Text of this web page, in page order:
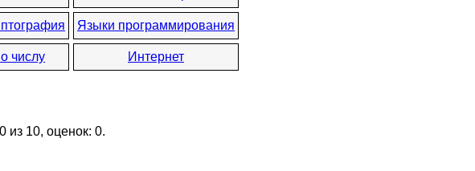
Языки программирования
числу Интернет
0 из 10, оценок: 0.